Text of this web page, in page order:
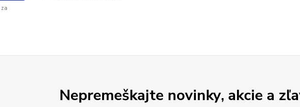
za
Nepremeškajte novinky, akcie a